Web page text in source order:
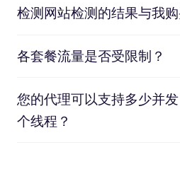
检测网站检测的结果与我
各套餐流量是否受限制？
您的代理可以支持多少并
个线程？